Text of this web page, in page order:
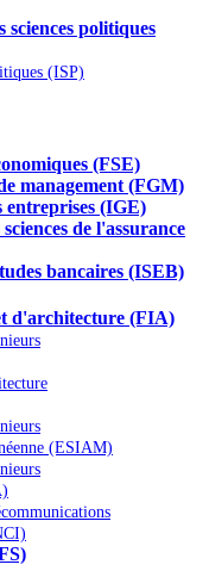
sciences politiques
(ISP)
(FSE)
management (FGM)
entreprises (IGE)
de l'assurance
bancaires (ISEB)
d'architecture (FIA)
(ESIAM)